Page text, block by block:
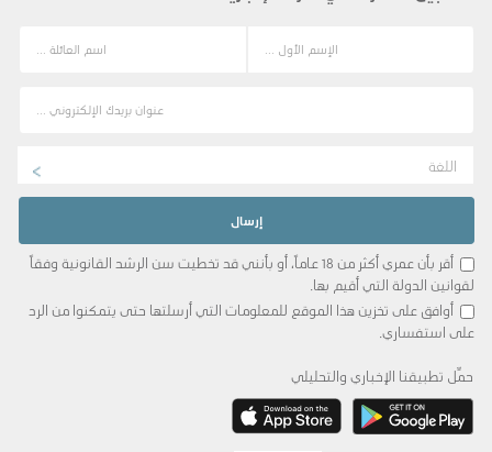
اللغة
أقر بأن عمري أكثر من 18 عاماً، أو بأنني قد تخطيت سن الرشد القانونية وفقاً
لقوانين الدولة التي أقيم بها.
أوافق على تخزين هذا الموقع للمعلومات التي أرسلتها حتى يتمكنوا من الرد
على استفساري.
حمِّل تطبيقنا الإخباري والتحليلي